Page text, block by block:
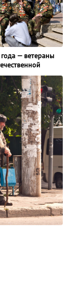
— ветераны